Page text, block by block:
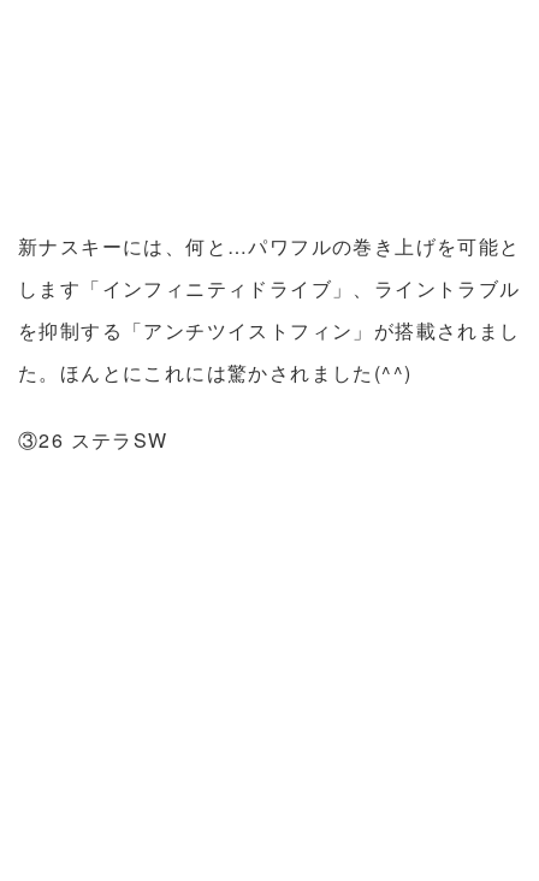
新ナスキーには、何と…パワフルの巻き上げを可能と
します「インフィニティドライブ」、ライントラブル
を抑制する「アンチツイストフィン」が搭載されまし
た。ほんとにこれには驚かされました(^^)
③26 ステラSW